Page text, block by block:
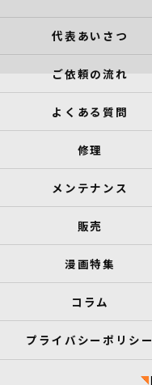
代表あいさつ
ご依頼の流れ
よくある質問
修理
メンテナンス
販売
漫画特集
コラム
プライバシーポリシー